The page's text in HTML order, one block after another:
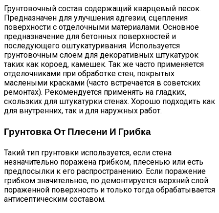
Грунтовочный состав содержащий кварцевый песок.
Предназначен для улучшения адгезии, сцепления
поверхности с отделочными материалами. Основное
предназначение для бетонных поверхностей и
последующего оштукатуривания. Используется
грунтовочным слоем для декоративных штукатурок
таких как короед, камешек. Так же часто применяется
отделочниками при обработке стен, покрытых
маслеными красками (часто встречается в советских
ремонтах). Рекомендуется применять на гладких,
скользких для штукатурки стенах. Хорошо подходить как
для внутренних, так и для наружных работ.
Грунтовка От Плесени И Грибка
Такий тип грунтовки используется, если стена
незначительно поражена грибком, плесенью или есть
предпосылки к его распространению. Если поражение
грибком значительное, по демонтируется верхний слой
пораженной поверхность и только тогда обрабатывается
антисептическим составом.